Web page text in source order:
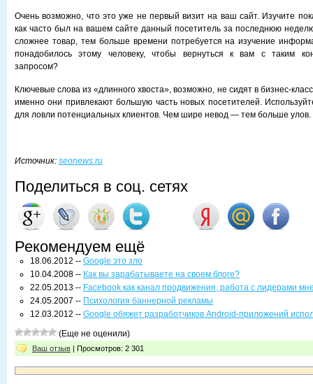
Очень возможно, что это уже не первый визит на ваш сайт. Изучите
как часто был на вашем сайте данный посетитель за последнюю
сложнее товар, тем больше времени потребуется на изучение
понадобилось этому человеку, чтобы вернуться к вам с таким
запросом?
Ключевые слова из «длинного хвоста», возможно, не сидят в бизнес-
именно они привлекают большую часть новых посетителей.
для ловли потенциальных клиентов. Чем шире невод — тем больше улов.
Источник: seonews.ru
Поделиться в соц. сетях
Рекомендуем ещё
18.06.2012 -- Google это зло
10.04.2008 -- Как вы зарабатываете на своем блоге?
22.05.2013 -- Facebook как канал продвижения, работа с лидерами
24.05.2007 -- Психология баннерной рекламы
12.03.2012 -- Google обяжет разработчиков Android-приложений
(Еще не оценили)
Ваш отзыв | Просмотров: 2 301